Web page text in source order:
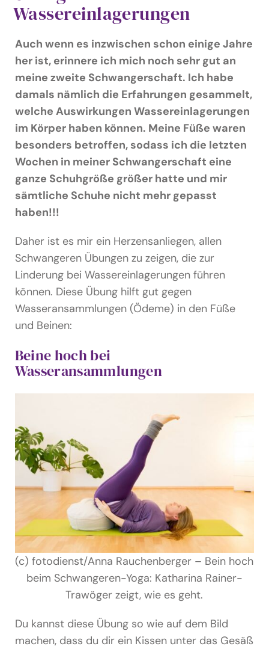
Podcast & Blog
nach:
Wassereinlagerungen
Auch wenn es inzwischen schon einige Jahre
her ist, erinnere ich mich noch sehr gut an
meine zweite Schwangerschaft. Ich habe
damals nämlich die Erfahrungen gesammelt,
welche Auswirkungen Wassereinlagerungen
im Körper haben können. Meine Füße waren
besonders betroffen, sodass ich die letzten
Wochen in meiner Schwangerschaft eine
ganze Schuhgröße größer hatte und mir
sämtliche Schuhe nicht mehr gepasst
haben!!!
Daher ist es mir ein Herzensanliegen, allen
Schwangeren Übungen zu zeigen, die zur
Linderung bei Wassereinlagerungen führen
können. Diese Übung hilft gut gegen
Wasseransammlungen (Ödeme) in den Füße
und Beinen:
Beine hoch bei
Wasseransammlungen
(c) fotodienst/Anna Rauchenberger – Bein hoch
beim Schwangeren-Yoga: Katharina Rainer-
Trawöger zeigt, wie es geht.
Du kannst diese Übung so wie auf dem Bild
machen, dass du dir ein Kissen unter das Gesäß